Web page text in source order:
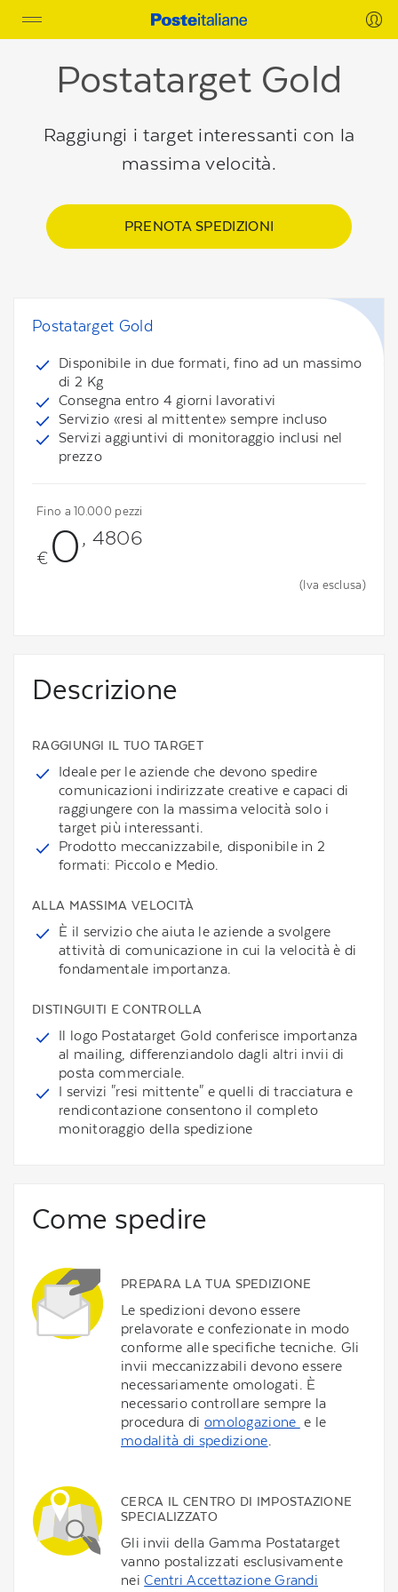
Toggle
navigation
Postatarget Gold
Raggiungi i target interessanti con la
massima velocità.
PRENOTA SPEDIZIONI
Postatarget Gold
Disponibile in due formati, fino ad un massimo
di 2 Kg
Consegna entro 4 giorni lavorativi
Servizio «resi al mittente» sempre incluso
Servizi aggiuntivi di monitoraggio inclusi nel
prezzo
Fino a 10.000 pezzi
€ 0, 4806
(Iva esclusa)
Descrizione
RAGGIUNGI IL TUO TARGET
Ideale per le aziende che devono spedire
comunicazioni indirizzate creative e capaci di
raggiungere con la massima velocità solo i
target più interessanti.
Prodotto meccanizzabile, disponibile in 2
formati: Piccolo e Medio.
ALLA MASSIMA VELOCITÀ
È il servizio che aiuta le aziende a svolgere
attività di comunicazione in cui la velocità è di
fondamentale importanza.
DISTINGUITI E CONTROLLA
Il logo Postatarget Gold conferisce importanza
al mailing, differenziandolo dagli altri invii di
posta commerciale.
I servizi "resi mittente" e quelli di tracciatura e
rendicontazione consentono il completo
monitoraggio della spedizione
Come spedire
PREPARA LA TUA SPEDIZIONE
Le spedizioni devono essere
prelavorate e confezionate in modo
conforme alle specifiche tecniche. Gli
invii meccanizzabili devono essere
necessariamente omologati. È
necessario controllare sempre la
procedura di omologazione e le
modalità di spedizione.
CERCA IL CENTRO DI IMPOSTAZIONE
SPECIALIZZATO
Gli invii della Gamma Postatarget
vanno postalizzati esclusivamente
neiCentri Accettazione Grandi